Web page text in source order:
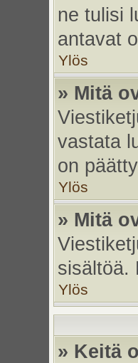
ne tulisi
antavat
Ylös
» Mitä
vastata
on
Ylös
» Mitä
sisältöä.
Ylös
» Keitä